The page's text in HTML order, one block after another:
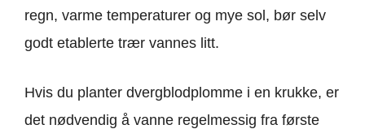
regn, varme temperaturer og mye sol, bør selv
godt etablerte trær vannes litt.
Hvis du planter dvergblodplomme i en krukke, er
det nødvendig å vanne regelmessig fra første